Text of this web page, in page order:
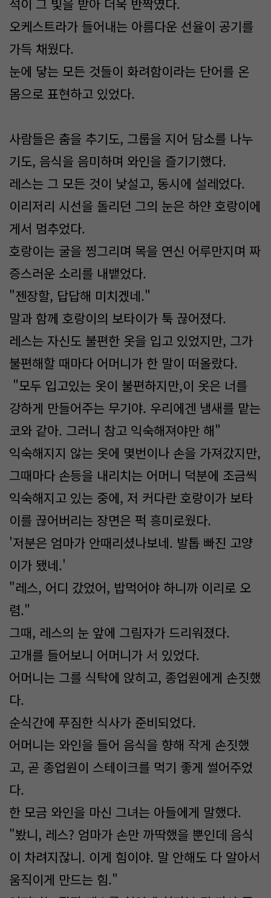
석이 그 빛을 받아 더욱 반짝였다.
오케스트라가 들어내는 아름다운 선율이 공기를
가득 채웠다.
눈에 닿는 모든 것들이 화려함이라는 단어를 온
몸으로 표현하고 있었다.
사람들은 춤을 추기도, 그룹을 지어 담소를 나누
기도, 음식을 음미하며 와인을 즐기기했다.
레스는 그 모든 것이 낯설고, 동시에 설레었다.
이리저리 시선을 돌리던 그의 눈은 하얀 호랑이에
게서 멈추었다.
호랑이는 굴을 찡그리며 목을 연신 어루만지며 짜
증스러운 소리를 내뱉었다.
"젠장할, 답답해 미치겠네."
말과 함께 호랑이의 보타이가 툭 끊어졌다.
레스는 자신도 불편한 옷을 입고 있었지만, 그가
불편해할 때마다 어머니가 한 말이 떠올랐다.
"모두 입고있는 옷이 불편하지만,이 옷은 너를
강하게 만들어주는 무기야. 우리에겐 냄새를 맡는
코와 같아. 그러니 참고 익숙해져야만 해"
익숙해지지 않는 옷에 몇번이나 손을 가져갔지만,
그때마다 손등을 내리치는 어머니 덕분에 조금씩
익숙해지고 있는 중에, 저 커다란 호랑이가 보타
이를 끊어버리는 장면은 퍽 흥미로웠다.
'저분은 엄마가 안때리셨나보네. 발톱 빠진 고양
이가 됐네.'
"레스, 어디 갔었어, 밥먹어야 하니까 이리로 오
렴."
그때, 레스의 눈 앞에 그림자가 드리워졌다.
고개를 들어보니 어머니가 서 있었다.
어머니는 그를 식탁에 앉히고, 종업원에게 손짓했
다.
순식간에 푸짐한 식사가 준비되었다.
어머니는 와인을 들어 음식을 향해 작게 손짓했
고, 곧 종업원이 스테이크를 먹기 좋게 썰어주었
다.
한 모금 와인을 마신 그녀는 아들에게 말했다.
"봤니, 레스? 엄마가 손만 까딱했을 뿐인데 음식
이 차려지잖니. 이게 힘이야. 말 안해도 다 알아서
움직이게 만드는 힘."